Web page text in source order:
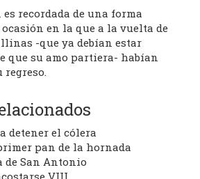
recordada de una forma
en la que a la vuelta de
-que ya debían estar
que su amo partiera- habían
regreso.
detener el cólera
pan de la hornada
de San Antonio